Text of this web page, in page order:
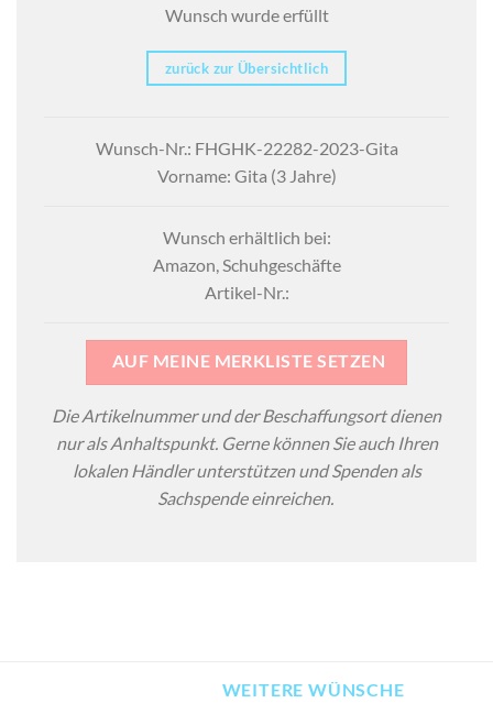
Wunsch wurde erfüllt
zurück zur Übersichtlich
Wunsch-Nr.: FHGHK-22282-2023-Gita
Vorname: Gita (3 Jahre)
Wunsch erhältlich bei:
Amazon, Schuhgeschäfte
Artikel-Nr.:
AUF MEINE MERKLISTE SETZEN
Die Artikelnummer und der Beschaffungsort dienen
nur als Anhaltspunkt. Gerne können Sie auch Ihren
lokalen Händler unterstützen und Spenden als
Sachspende einreichen.
WEITERE WÜNSCHE